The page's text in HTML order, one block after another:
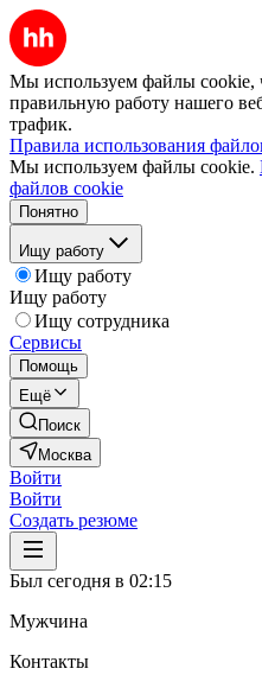
Мы используем файлы cookie,
правильную работу нашего
трафик.
Правила использования
Мы используем файлы cookie.
файлов cookie
Понятно
Ищу работу
Ищу работу
Ищу работу
Ищу сотрудника
Сервисы
Помощь
Ещё
Поиск
Москва
Войти
Войти
Создать резюме
Был сегодня в 02:15
Мужчина
Контакты